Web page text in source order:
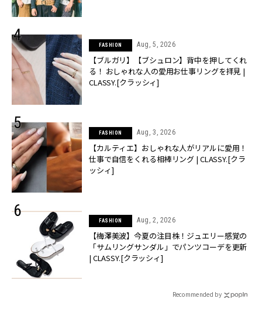
FASHION Aug, 5, 2026
【ブルガリ】【ブシュロン】背中を押してくれ
る！ おしゃれな人の愛用お仕事リングを拝見 |
CLASSY.[クラッシィ]
FASHION Aug, 3, 2026
【カルティエ】おしゃれな人がリアルに愛用！
仕事で自信をくれる相棒リング | CLASSY.[クラ
ッシィ]
FASHION Aug, 2, 2026
【梅澤美波】今夏の注目株！ジュエリー感覚の
「サムリングサンダル」でパンツコーデを更新
| CLASSY.[クラッシィ]
Recommended by